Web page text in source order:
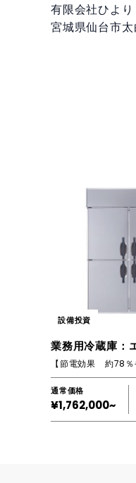
有限会社ひより
宮城県仙台市
設備投資
業務用冷蔵庫：
通常価格
¥1,762,000~